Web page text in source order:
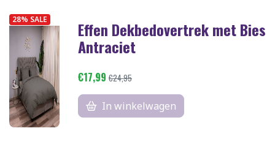
28% SALE Effen Dekbedovertrek met Bies
Antraciet
€17,99 €24,95
In winkelwagen